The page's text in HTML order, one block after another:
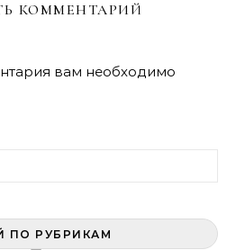
КОММЕНТАРИЙ
вам необходимо
ПО РУБРИКАМ